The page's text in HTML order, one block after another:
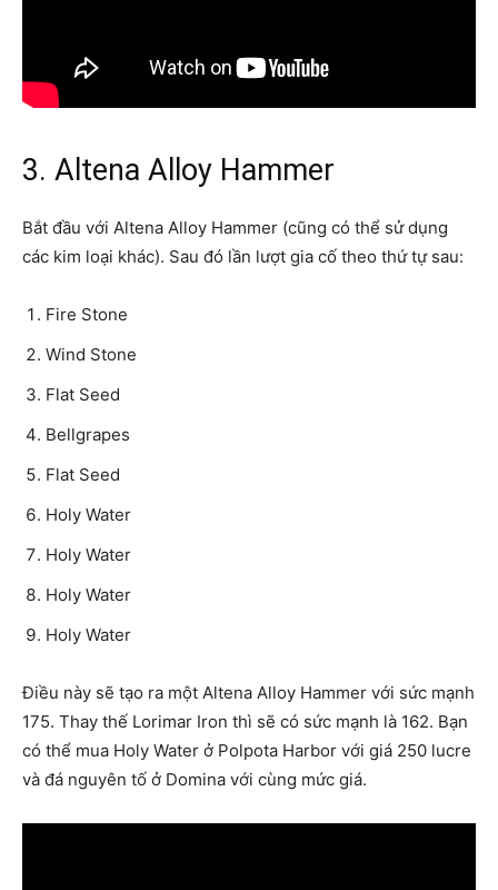
3. Altena Alloy Hammer
Bắt đầu với Altena Alloy Hammer (cũng có thể sử dụng
các kim loại khác). Sau đó lần lượt gia cố theo thứ tự sau:
Fire Stone
Wind Stone
Flat Seed
Bellgrapes
Flat Seed
Holy Water
Holy Water
Holy Water
Holy Water
Điều này sẽ tạo ra một Altena Alloy Hammer với sức mạnh
175. Thay thế Lorimar Iron thì sẽ có sức mạnh là 162. Bạn
có thể mua Holy Water ở Polpota Harbor với giá 250 lucre
và đá nguyên tố ở Domina với cùng mức giá.